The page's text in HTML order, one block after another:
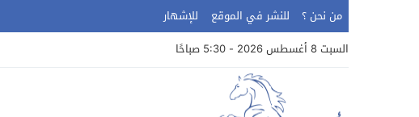
من نحن ؟ للنشر في الموقع
للإشهار
السبت 8 أغسطس 2026 - 5:30 صباحًا